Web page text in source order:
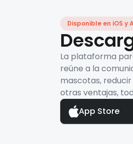
Disponible en iOS y
La plataforma
reúne a la
mascotas,
otras ventajas,
App Store